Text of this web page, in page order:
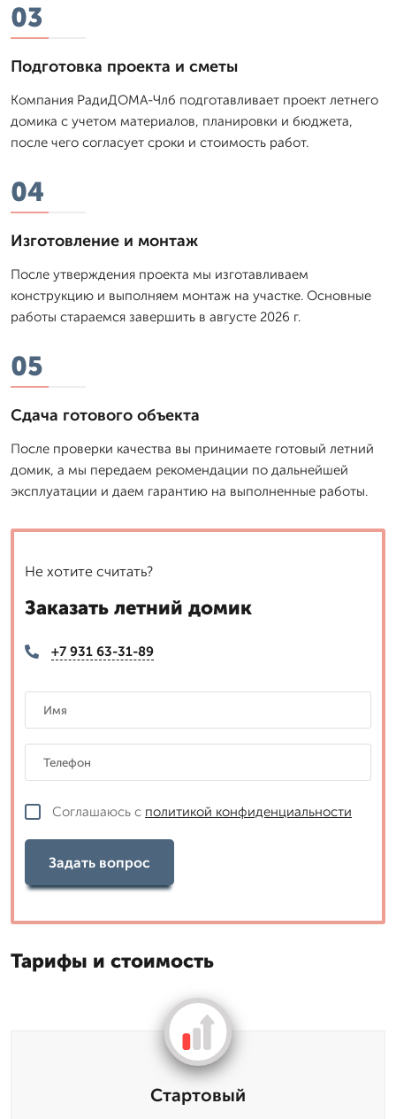
03
Подготовка проекта и сметы
Компания РадиДОМА-Члб подготавливает проект летнего
домика с учетом материалов, планировки и бюджета,
после чего согласует сроки и стоимость работ.
04
Изготовление и монтаж
После утверждения проекта мы изготавливаем
конструкцию и выполняем монтаж на участке. Основные
работы стараемся завершить в августе 2026 г.
05
Сдача готового объекта
После проверки качества вы принимаете готовый летний
домик, а мы передаем рекомендации по дальнейшей
эксплуатации и даем гарантию на выполненные работы.
Не хотите считать?
Заказать летний домик
+7 931 63-31-89
Соглашаюсь с политикой конфиденциальности
Задать вопрос
Тарифы и стоимость
Стартовый